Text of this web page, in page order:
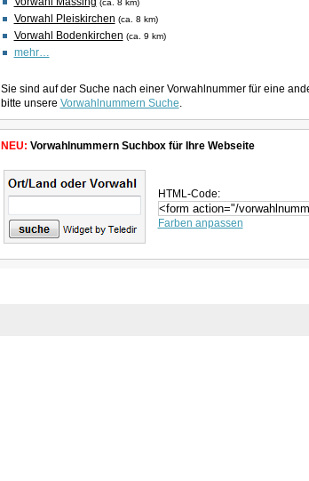
(ca. 8 km)
Vorwahl Pleiskirchen (ca. 8 km)
Vorwahl Bodenkirchen (ca. 9 km)
mehr…
Sie sind auf der Suche nach einer Vorwahlnummer für eine
bitte unsere Vorwahlnummern Suche.
NEU: Vorwahlnummern Suchbox für Ihre Webseite
HTML-Code:
Farben anpassen